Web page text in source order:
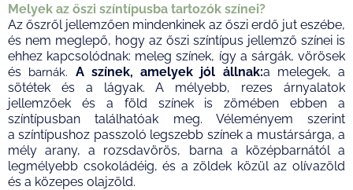
Melyek az őszi színtípusba tartozók színei?
Az őszről jellemzően mindenkinek az őszi erdő jut eszébe,
és nem meglepő, hogy az őszi színtípus jellemző színei is
ehhez kapcsolódnak: meleg színek, így a sárgák, vörösek
és barnák. A színek, amelyek jól állnak:a melegek, a
sötétek és a lágyak. A mélyebb, rezes árnyalatok
jellemzőek és a föld színek is zömében ebben a
színtípusban találhatóak meg. Véleményem szerint
a színtípushoz passzoló legszebb színek a mustársárga, a
mély arany, a rozsdavörös, barna a középbarnától a
legmélyebb csokoládéig, és a zöldek közül az olívazöld
és a közepes olajzöld.